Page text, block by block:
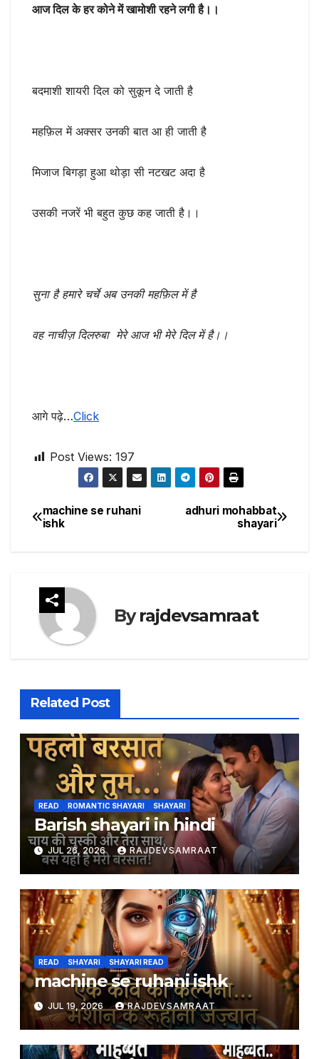
आज दिल के हर कोने में खामोशी रहने लगी है।।
बदमाशी शायरी दिल को सुकून दे जाती है
महफ़िल में अक्सर उनकी बात आ ही जाती है
मिजाज बिगड़ा हुआ थोड़ा सी नटखट अदा है
उसकी नजरें भी बहुत कुछ कह जाती है।।
सुना है हमारे चर्चे अब उनकी महफ़िल में है
वह नाचीज़ दिलरुबा मेरे आज भी मेरे दिल में है।।
आगे पढ़े…Click
Post Views: 197
Post
adhuri mohabbat
shayari
machine se ruhani
ishk
Byrajdevsamraat
Related Post
READ ROMANTIC SHAYARI SHAYARI
Barish shayari in hindi
JUL 26, 2026 RAJDEVSAMRAAT
READ SHAYARI SHAYARI READ
machine se ruhani ishk
JUL 19, 2026 RAJDEVSAMRAAT